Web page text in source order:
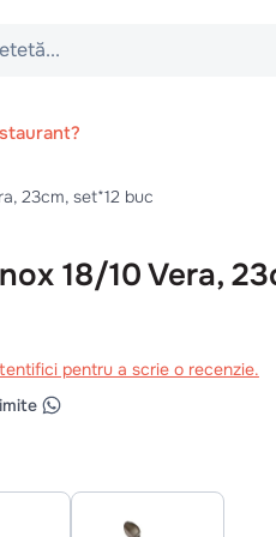
23cm, set*12 buc
18/10 Vera,
pentru a scrie o recenzie.